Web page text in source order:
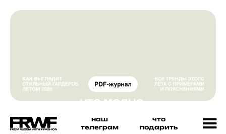
наш
телеграм
что
подарить